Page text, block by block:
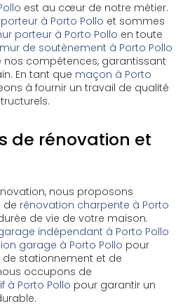
est au cœur de notre métier.
à Porto Pollo et sommes
porteur à Porto Pollo en toute
mur de soutènement à Porto Pollo
compétences, garantissant
En tant que maçon à Porto
à fournir un travail de qualité
de rénovation et
nous proposons
de rénovation charpente à Porto
de vie de votre maison.
indépendant à Porto Pollo
garage à Porto Pollo pour
stationnement et de
occupons de
à Porto Pollo pour garantir un